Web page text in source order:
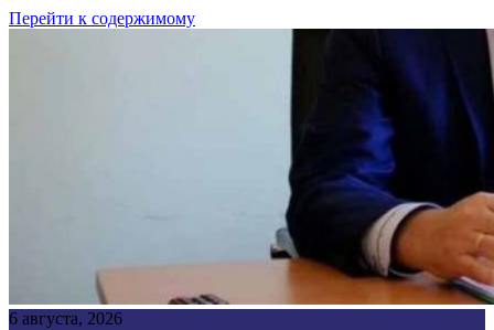
Перейти к содержимому
6 августа, 2026